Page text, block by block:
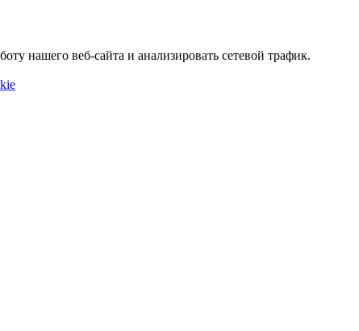
нашего веб-сайта и анализировать сетевой трафик.